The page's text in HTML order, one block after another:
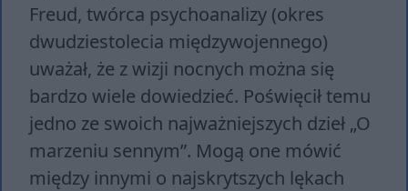
Freud, twórca psychoanalizy (okres
dwudziestolecia międzywojennego)
uważał, że z wizji nocnych można się
bardzo wiele dowiedzieć. Poświęcił temu
jedno ze swoich najważniejszych dzieł „O
marzeniu sennym”. Mogą one mówić
między innymi o najskrytszych lękach